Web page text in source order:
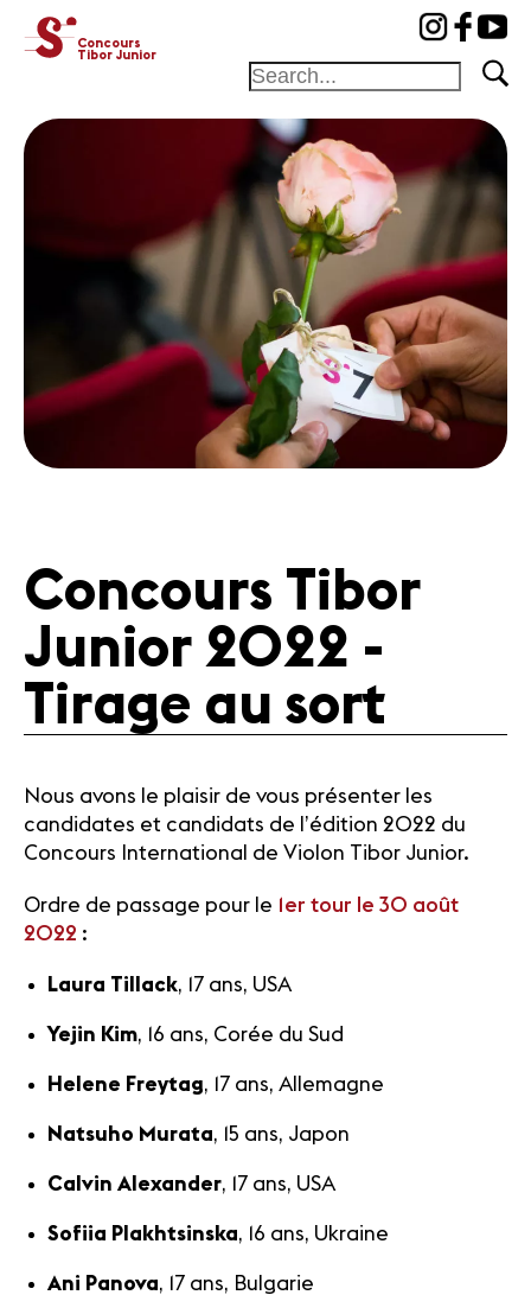
Concours
Tibor Junior
Lauréats
Actualités
Concerts
Médiation
Revue de
presse
Emplois
A propos
Mentions
légales
Contact
Concours Tibor
Junior 2022 -
Tirage au sort
Nous avons le plaisir de vous présenter les
candidates et candidats de l’édition 2022 du
Concours International de Violon Tibor Junior.
Ordre de passage pour le 1er tour le 30 août
2022 :
Laura Tillack, 17 ans, USA
Yejin Kim, 16 ans, Corée du Sud
Helene Freytag, 17 ans, Allemagne
Natsuho Murata, 15 ans, Japon
Calvin Alexander, 17 ans, USA
Sofiia Plakhtsinska, 16 ans, Ukraine
Ani Panova, 17 ans, Bulgarie